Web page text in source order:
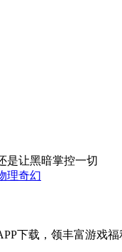
是让黑暗掌控一切
理奇幻
下载 ，领丰富游戏福